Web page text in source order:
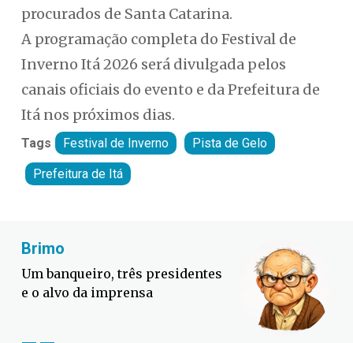
procurados de Santa Catarina.
A programação completa do Festival de
Inverno Itá 2026 será divulgada pelos
canais oficiais do evento e da Prefeitura de
Itá nos próximos dias.
Tags Festival de Inverno Pista de Gelo
Prefeitura de Itá
Fabiano Bordignon
Defesa Civil lança campanha
contra o El Niño em SC